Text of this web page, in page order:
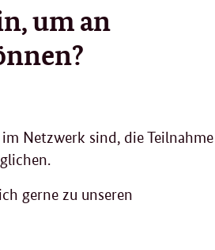
um an
Netzwerk sind, die Teilnahme
gerne zu unseren